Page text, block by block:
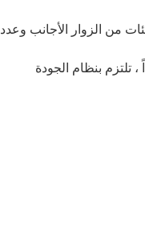
من الزوار الأجانب وعدد
بنظام الجودة